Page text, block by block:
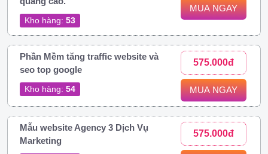
Kho hàng: 53
MUA NGAY
Phần Mềm tăng traffic website và
seo top google
Kho hàng: 54
575.000đ
MUA NGAY
Mẫu website Agency 3 Dịch Vụ
Marketing
575.000đ